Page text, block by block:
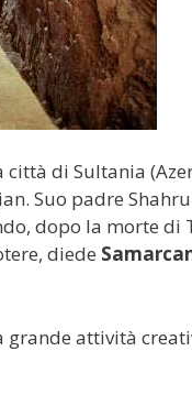
di Sultania
Suo padre
dopo la morte di
diede
attività